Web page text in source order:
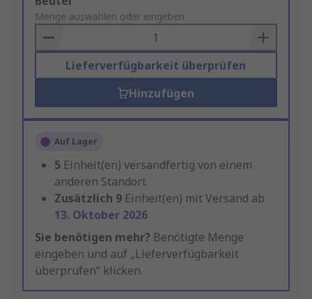
to
Basket
Menge auswählen oder eingeben
Lieferverfügbarkeit überprüfen
Hinzufügen
Auf Lager
5 Einheit(en) versandfertig von einem
anderen Standort
Zusätzlich 9 Einheit(en) mit Versand ab
13. Oktober 2026
Sie benötigen mehr? Benötigte Menge
eingeben und auf „Lieferverfügbarkeit
überprüfen“ klicken.